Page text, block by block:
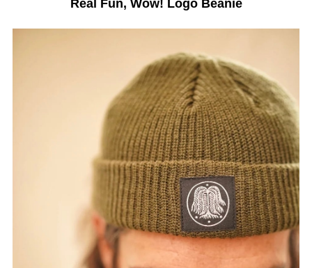
Real Fun, Wow! Logo Beanie